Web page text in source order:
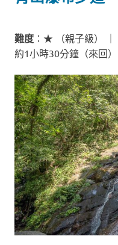
難度 ：★ （親子級） ｜
約1小時30分鐘（來回）